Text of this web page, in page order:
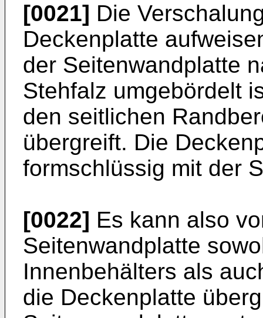
[0021] Die
Deckenplatte
der Seitenwandplatte
Stehfalz umgebördelt
den seitlichen
übergreift. Die
formschlüssig mit der
[0022] Es kann also
Seitenwandplatte
Innenbehälters als
die Deckenplatte